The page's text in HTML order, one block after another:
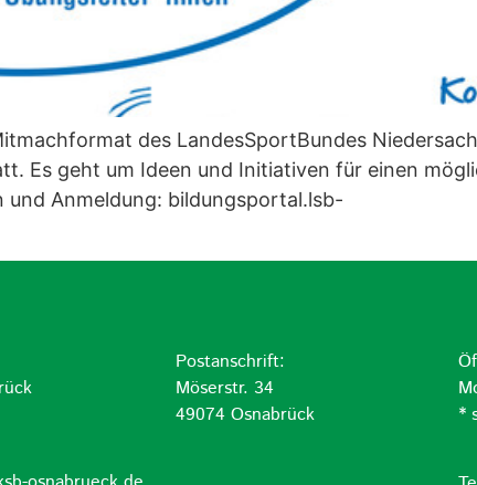
des LandesSportBundes
Es geht um Ideen und Initiativen für einen
Anmeldung: bildungsportal.lsb-
Postanschrift:
Möserstr. 34
49074 Osnabrück
*